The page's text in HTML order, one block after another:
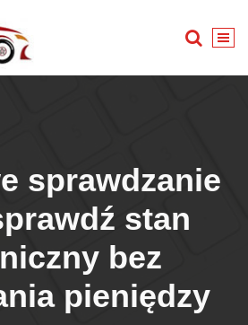
sprawdzanie
stan
bez
pieniędzy